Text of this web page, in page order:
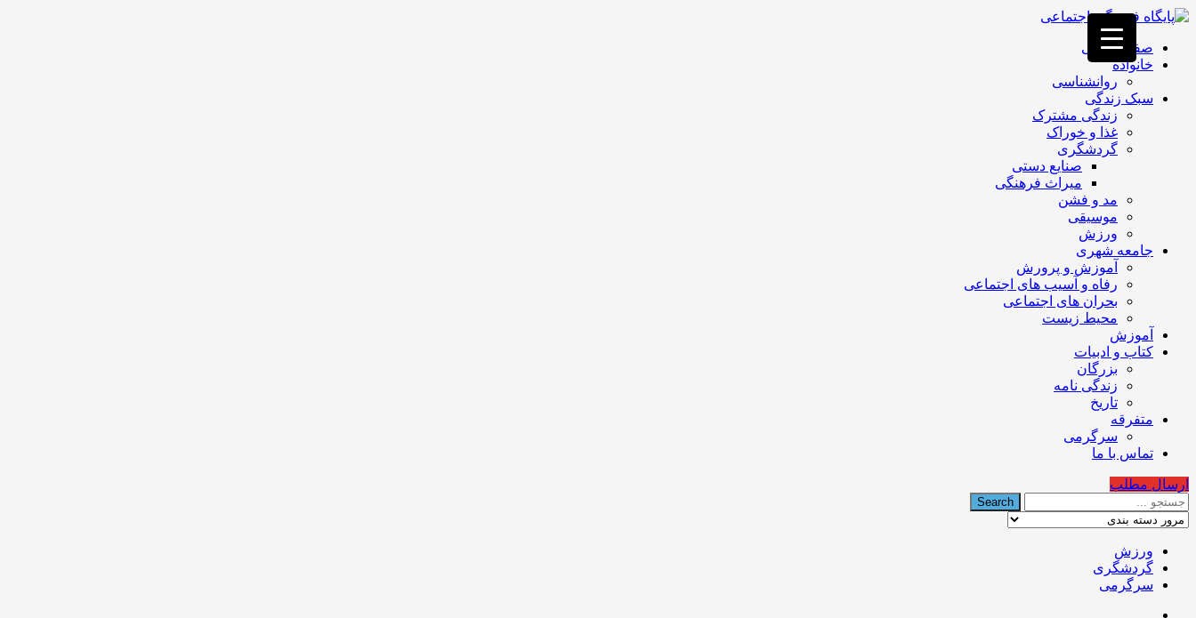
فصد
غرب
تهران
خشکشویی
تصفیه
تهران
صفحه اصلی
خانواده
روانشناسی
سبک زندگی
زندگی مشترک
غذا و خوراک
گردشگری
صنایع دستی
میراث فرهنگی
مد و فشن
موسیقی
ورزش
جامعه شهری
آموزش و پرورش
رفاه و آسیب های اجتماعی
بحران های اجتماعی
محیط زیست
آموزش
کتاب و ادبیات
بزرگان
زندگی نامه
تاریخ
متفرقه
سرگرمی
تماس با ما
ارسال مطلب
ورزش
گردشگری
سرگرمی